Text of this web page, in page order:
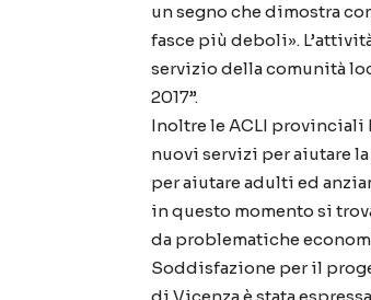
un segno che dimostra
fasce più deboli».
servizio della comunità
2017”.
Inoltre le ACLI provinciali
nuovi servizi per aiutare
per aiutare adulti ed
in questo momento si
da problematiche
Soddisfazione per il